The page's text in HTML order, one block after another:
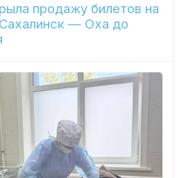
продажу билетов на
— Оха до